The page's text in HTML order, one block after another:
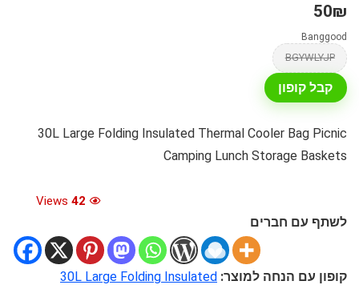
50₪
Banggood
BGYWLYJP
קבל קופון
30L Large Folding Insulated Thermal Cooler Bag Picnic
Camping Lunch Storage Baskets
42
לשתף עם חברים
קופון עם הנחה למוצר: 30L Large Folding Insulated